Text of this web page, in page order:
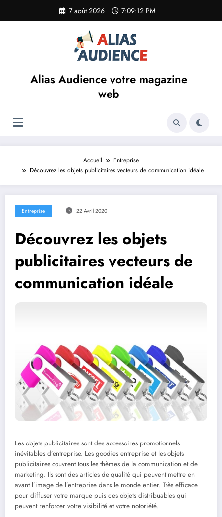
contenu
7 août 2026 7:09:12 PM
Alias Audience votre magazine
web
Accueil
Entreprise
Découvrez les objets publicitaires vecteurs de communication idéale
Entreprise 22 Avril 2020
Découvrez les objets
publicitaires vecteurs de
communication idéale
Les objets publicitaires sont des accessoires promotionnels
inévitables d’entreprise. Les goodies entreprise et les objets
publicitaires couvrent tous les thèmes de la communication et de
marketing. Ils sont des articles de qualité qui peuvent mettre en
avant l’image de l’entreprise dans le monde entier. Très efficace
pour diffuser votre marque puis des objets distribuables qui
peuvent renforcer votre visibilité et votre notoriété.